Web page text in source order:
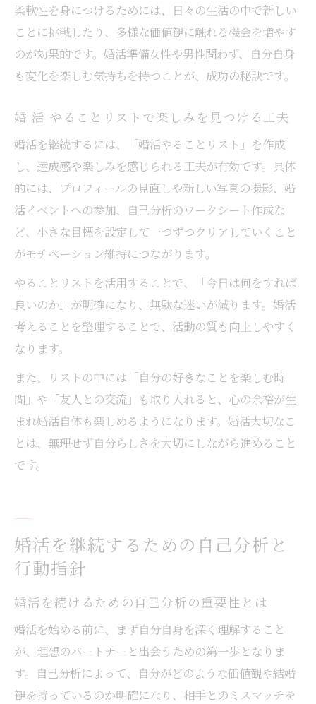
柔軟性を身につけるためには、日々の生活の中で新しい
ことに挑戦したり、多様な価値観に触れる機会を増やす
のが効果的です。婚活準備女性や男性問わず、自分自身
も変化を楽しむ気持ちを持つことが、成功の秘訣です。
婚 活 やることリストで楽しみを見つける工夫
婚活を継続するには、「婚活やることリスト」を作成
し、達成感や楽しみを感じられる工夫が有効です。具体
的には、プロフィールの見直しや新しい写真の撮影、婚
活イベントへの参加、自己分析のワークシート作成な
ど、小さな目標を設定して一つずつクリアしていくこと
がモチベーション維持につながります。
やることリストを活用することで、「今日は何をすれば
良いのか」が明確になり、無駄な迷いが減ります。婚活
考えることを整理することで、活動の質も向上しやすく
なります。
また、リストの中には「自分の好きなことを楽しむ時
間」や「友人との交流」も取り入れると、心の余裕が生
まれ婚活自体も楽しめるようになります。婚活大切なこ
とは、無理せず自分らしさを大切にしながら進めること
です。
婚活を継続するための自己分析と
行動指針
婚活を続けるための自己分析の重要性とは
婚活を始める前に、まず自分自身を深く理解すること
が、理想のパートナーと出会うための第一歩となりま
す。自己分析によって、自分がどのような価値観や結婚
観を持っているのか明確になり、相手とのミスマッチを